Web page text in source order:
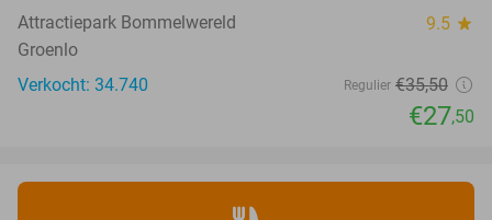
Attractiepark Bommelwereld 9.5 star
Groenlo
Verkocht: 34.740
Regulier €35,50
€27,50